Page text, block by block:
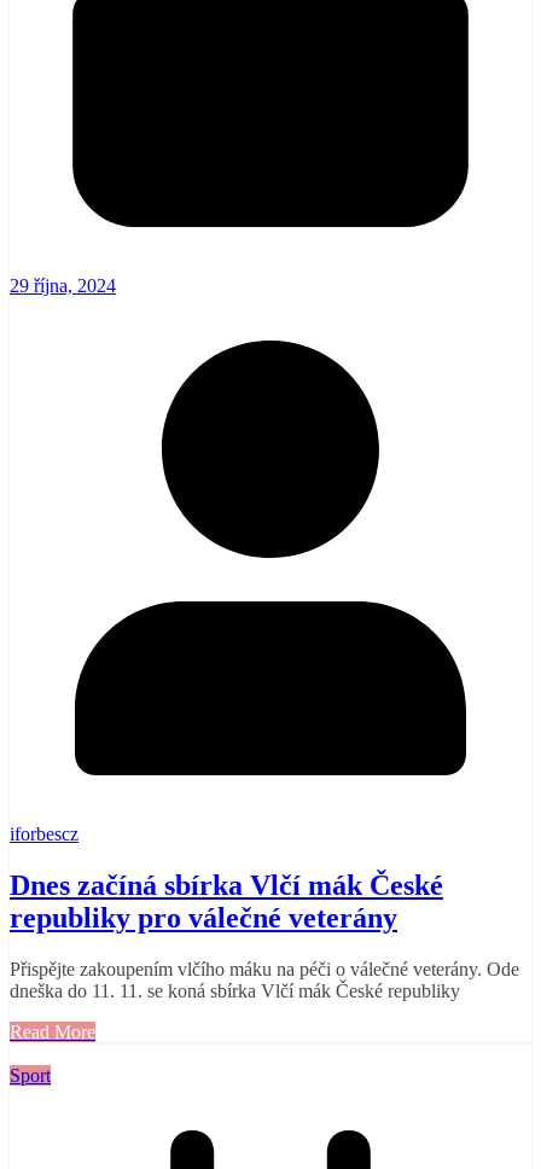
29 října, 2024
iforbescz
Dnes začíná sbírka Vlčí mák České
republiky pro válečné veterány
Přispějte zakoupením vlčího máku na péči o válečné veterány. Ode
dneška do 11. 11. se koná sbírka Vlčí mák České republiky
Read More
Sport